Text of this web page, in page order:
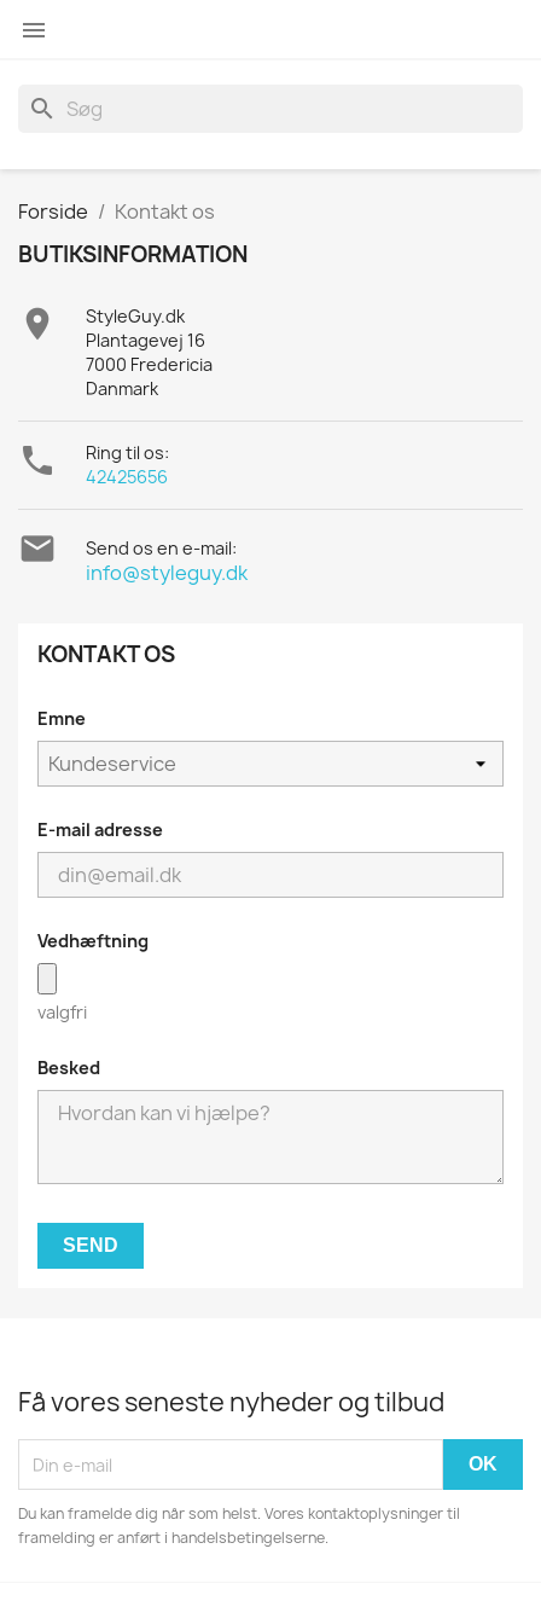

search
Forside Kontakt os
BUTIKSINFORMATION

StyleGuy.dk
Plantagevej 16
7000 Fredericia
Danmark

Ring til os:
42425656
 Send os en e-mail:
info@styleguy.dk
KONTAKT OS
Emne
E-mail adresse
Vedhæftning
valgfri
Besked
Få vores seneste nyheder og tilbud
Du kan framelde dig når som helst. Vores kontaktoplysninger til
framelding er anført i handelsbetingelserne.